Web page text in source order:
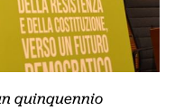
quinquennio